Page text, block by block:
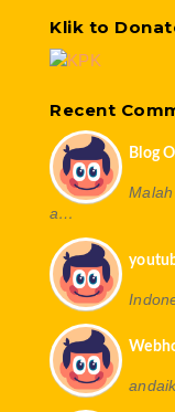
Klik to
Recent
Blog
a…